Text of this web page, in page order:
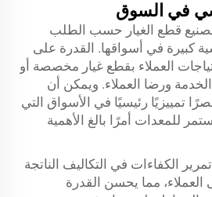
في السوق
تصنيع قطع الغيار حسب الطلب
كبيرة في أسواقها. القدرة على
العملاء بقطع غيار مخصصة أو
ورضا العملاء. ويمكن أن
تمييزيًا رئيسيًا في الأسواق التي
للمعدات أمرًا بالغ الأهمية
الكفاءات في التكاليف الناتجة
العملاء، مما يحسن القدرة